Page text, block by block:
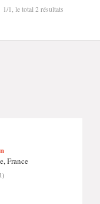
1/1, le total 2 résultats
France